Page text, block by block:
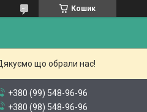
Кошик
що обрали нас!
+380 (99) 548-96-96
+380 (98) 548-96-96